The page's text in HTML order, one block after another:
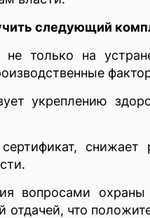
следующий
не только на
укреплению
снижает
вопросами охраны
что